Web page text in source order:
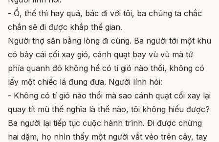
- Ồ, thế thì hay quá, bác đi với tôi, ba chúng ta chắc
chắn sẽ đi được khắp thế gian.
Người thợ săn bằng lòng đi cùng. Ba người tới một khu
có bảy cái cối xay gió, cánh quạt bay vù vù mà tứ
phía quanh đó không hề có tí gió nào thổi, không có
lấy một chiếc lá đung đưa. Người lính hỏi:
- Không có tí gió nào thổi mà sao cánh quạt cối xay lại
quay tít mù thế nghĩa là thế nào, tôi không hiểu được?
Ba người lại tiếp tục cuộc hành trình. Đi được chừng
hai dặm, họ nhìn thấy một người vắt vẻo trên cây, tay